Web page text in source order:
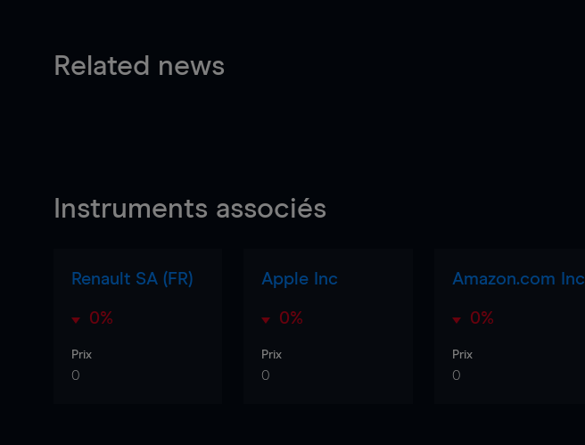
Related news
Instruments associés
Renault SA (FR)
0%
Prix
0
Apple Inc
0%
Prix
0
Amazon.com Inc
0%
Prix
0